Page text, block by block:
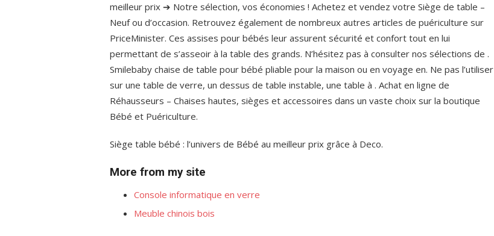
meilleur prix ➔ Notre sélection, vos économies ! Achetez et vendez votre Siège de table –
Neuf ou d’occasion. Retrouvez également de nombreux autres articles de puériculture sur
PriceMinister. Ces assises pour bébés leur assurent sécurité et confort tout en lui
permettant de s’asseoir à la table des grands. N’hésitez pas à consulter nos sélections de .
Smilebaby chaise de table pour bébé pliable pour la maison ou en voyage en. Ne pas l’utiliser
sur une table de verre, un dessus de table instable, une table à . Achat en ligne de
Réhausseurs – Chaises hautes, sièges et accessoires dans un vaste choix sur la boutique
Bébé et Puériculture.
Siège table bébé : l’univers de Bébé au meilleur prix grâce à Deco.
More from my site
Console informatique en verre
Meuble chinois bois